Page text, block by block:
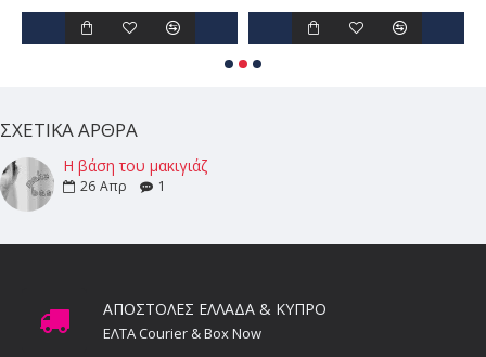
ΣΧΕΤΙΚΆ ΆΡΘΡΑ
Η βάση του μακιγιάζ
26 Απρ 1
ΑΠΟΣΤΟΛΕΣ ΕΛΛΑΔΑ & ΚΥΠΡΟ
ΕΛΤΑ Courier & Box Now